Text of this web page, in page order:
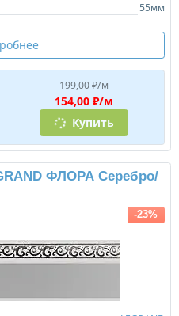
55мм
199,00 ₽/м
154,00 ₽/м
Купить
ФЛОРА Серебро/
-23%